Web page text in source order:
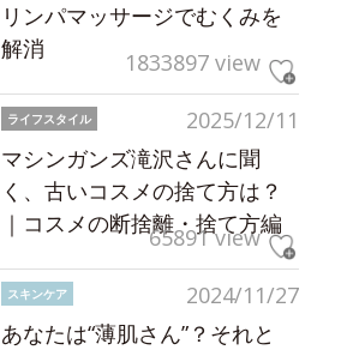
リンパマッサージでむくみを
解消
1833897 view
2025/12/11
ライフスタイル
マシンガンズ滝沢さんに聞
く、古いコスメの捨て方は？
｜コスメの断捨離・捨て方編
65891 view
2024/11/27
スキンケア
あなたは“薄肌さん”？それと